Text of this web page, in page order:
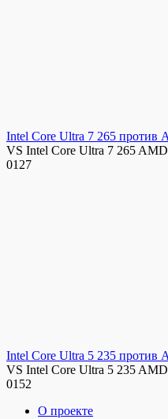
Intel Core Ultra 7 265 против
VS Intel Core Ultra 7 265
0127
Intel Core Ultra 5 235 против
VS Intel Core Ultra 5 235
0152
О проекте